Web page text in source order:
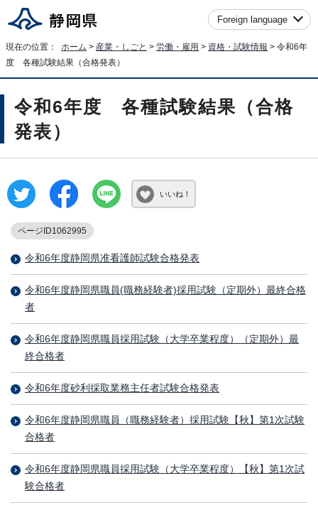
Foreign language
現在の位置： ホーム > 産業・しごと > 労働・雇用 > 資格・試験情報 > 令和6年
度 各種試験結果（合格発表）
令和6年度 各種試験結果（合格
発表）
いいね！
ページID1062995
令和6年度静岡県准看護師試験合格発表
令和6年度静岡県職員(職務経験者)採用試験（定期外）最終合格
者
令和6年度静岡県職員採用試験（大学卒業程度）（定期外）最
終合格者
令和6年度砂利採取業務主任者試験合格発表
令和6年度静岡県職員（職務経験者）採用試験【秋】第1次試験
合格者
令和6年度静岡県職員採用試験（大学卒業程度）【秋】第1次試
験合格者